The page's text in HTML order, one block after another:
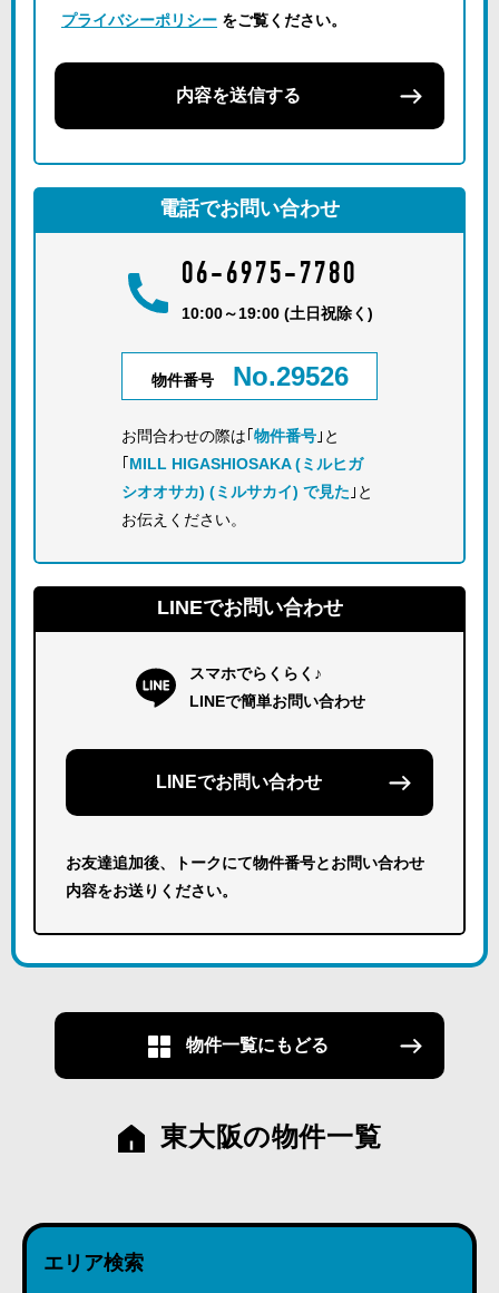
プライバシーポリシー をご覧ください。
内容を送信する
電話でお問い合わせ
06-6975-7780
10:00～19:00 (土日祝除く)
物件番号 No.29526
お問合わせの際は｢ 物件番号 ｣と
MILL HIGASHIOSAKA (ミルヒガ
シオオサカ) (ミルサカイ) で見た ｣と
お伝えください。
LINEでお問い合わせ
スマホでらくらく♪
LINEで簡単お問い合わせ
LINEでお問い合わせ
お友達追加後、トークにて物件番号とお問い合わせ
内容をお送りください。
物件一覧にもどる
東大阪の物件一覧
エリア検索